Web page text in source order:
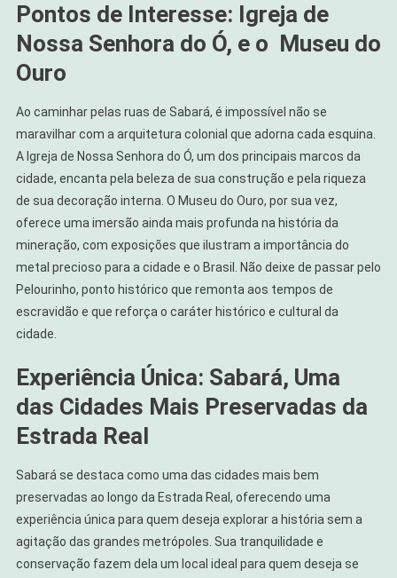
Pontos de Interesse: Igreja de
Nossa Senhora do Ó, e o Museu do
Ouro
Ao caminhar pelas ruas de Sabará, é impossível não se
maravilhar com a arquitetura colonial que adorna cada esquina.
A Igreja de Nossa Senhora do Ó, um dos principais marcos da
cidade, encanta pela beleza de sua construção e pela riqueza
de sua decoração interna. O Museu do Ouro, por sua vez,
oferece uma imersão ainda mais profunda na história da
mineração, com exposições que ilustram a importância do
metal precioso para a cidade e o Brasil. Não deixe de passar pelo
Pelourinho, ponto histórico que remonta aos tempos de
escravidão e que reforça o caráter histórico e cultural da
cidade.
Experiência Única: Sabará, Uma
das Cidades Mais Preservadas da
Estrada Real
Sabará se destaca como uma das cidades mais bem
preservadas ao longo da Estrada Real, oferecendo uma
experiência única para quem deseja explorar a história sem a
agitação das grandes metrópoles. Sua tranquilidade e
conservação fazem dela um local ideal para quem deseja se